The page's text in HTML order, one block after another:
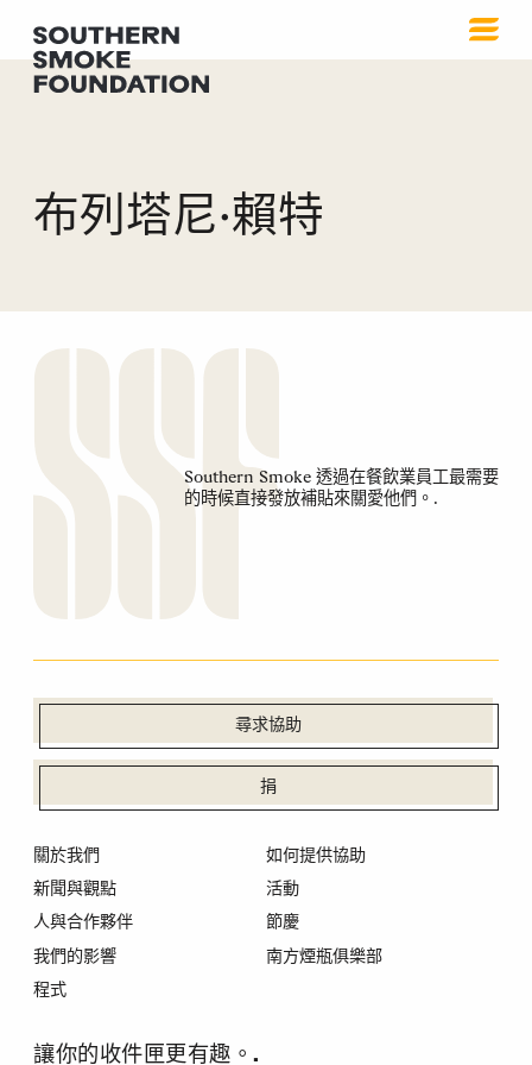
布列塔尼·賴特
Southern Smoke 透過在餐飲業員工最需要
的時候直接發放補貼來關愛他們。.
尋求協助
捐
關於我們
新聞與觀點
人與合作夥伴
我們的影響
程式
如何提供協助
活動
節慶
南方煙瓶俱樂部
讓你的收件匣更有趣。.